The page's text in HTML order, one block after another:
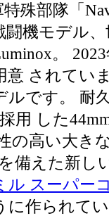
殊部隊「
機モデル
。
意 されてい
です。 耐
用 した
の高い大き
備えた新し
ル スーパー
に作られて